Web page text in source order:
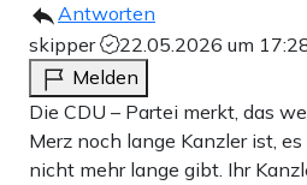
Antworten
skipper
22.05.2026 um
Melden
Die CDU – Partei merkt, das
Merz noch lange Kanzler ist,
nicht mehr lange gibt. Ihr